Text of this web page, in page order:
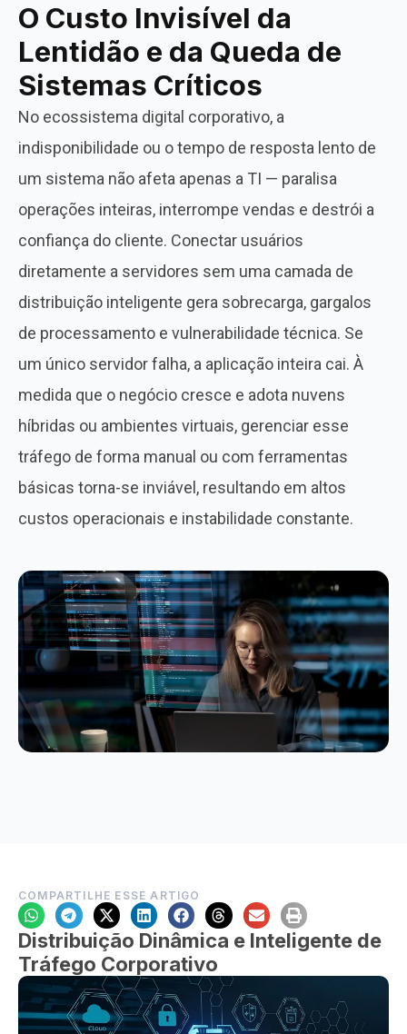
O Custo Invisível da
Lentidão e da Queda de
Sistemas Críticos
No ecossistema digital corporativo, a
indisponibilidade ou o tempo de resposta lento de
um sistema não afeta apenas a TI — paralisa
operações inteiras, interrompe vendas e destrói a
confiança do cliente. Conectar usuários
diretamente a servidores sem uma camada de
distribuição inteligente gera sobrecarga, gargalos
de processamento e vulnerabilidade técnica. Se
um único servidor falha, a aplicação inteira cai. À
medida que o negócio cresce e adota nuvens
híbridas ou ambientes virtuais, gerenciar esse
tráfego de forma manual ou com ferramentas
básicas torna-se inviável, resultando em altos
custos operacionais e instabilidade constante.
COMPARTILHE ESSE ARTIGO
Distribuição Dinâmica e Inteligente de
Tráfego Corporativo